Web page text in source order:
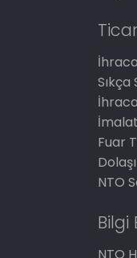
Fuar
NTO
Bilgi